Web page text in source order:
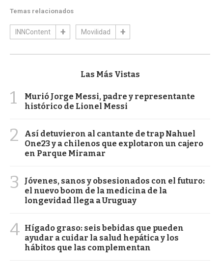
Temas relacionados
INNContent Movilidad
Las Más Vistas
1
Murió Jorge Messi, padre y representante
histórico de Lionel Messi
2
Así detuvieron al cantante de trap Nahuel
One23 y a chilenos que explotaron un cajero
en Parque Miramar
3
Jóvenes, sanos y obsesionados con el futuro:
el nuevo boom de la medicina de la
longevidad llega a Uruguay
4 Hígado graso: seis bebidas que pueden
ayudar a cuidar la salud hepática y los
hábitos que las complementan